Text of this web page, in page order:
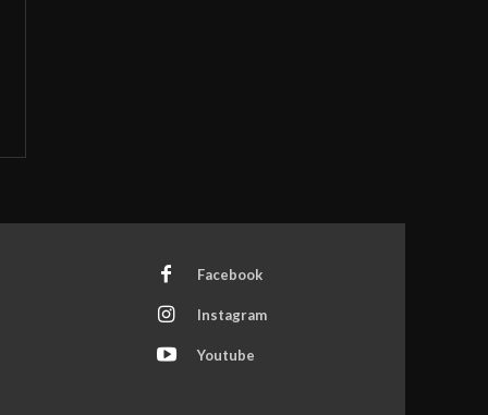
Facebook
Instagram
Youtube